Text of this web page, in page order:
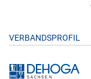
VERBANDSPROFIL